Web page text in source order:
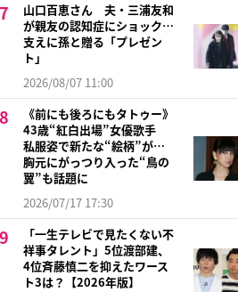
山口百恵さん 夫・三浦友和
が親友の認知症にショック…
支えに孫と贈る「プレゼン
ト」
2026/08/07 11:00
《前にも後ろにもタトゥー》
43歳“紅白出場”女優歌手
私服姿で新たな“絵柄”が…
胸元にがっつり入った“鳥の
翼”も話題に
2026/07/17 17:30
「一生テレビで見たくない不
祥事タレント」5位渡部建、
4位斉藤慎二を抑えたワース
ト3は？【2026年版】